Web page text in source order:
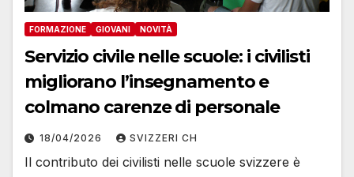
FORMAZIONE GIOVANI NOVITÀ
Servizio civile nelle scuole: i civilisti
migliorano l’insegnamento e
colmano carenze di personale
18/04/2026 SVIZZERI CH
Il contributo dei civilisti nelle scuole svizzere è